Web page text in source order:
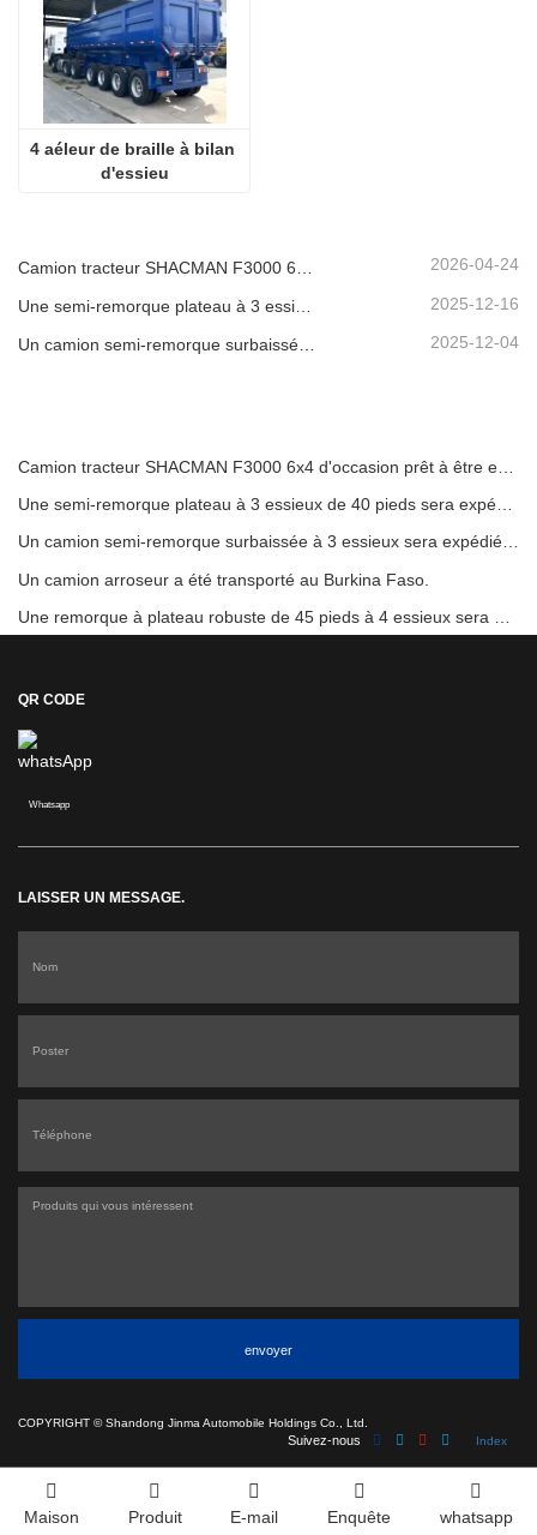
4 aéleur de braille à bilan
d'essieu
2026-04-24
2025-12-16
Un camion semi-remorque surbaissée à 3 essieux sera expédié au Cameroun. 2025-12-04
Un camion semi-remorque surbaissée à 3 essieux sera expédié au Cameroun.
Un camion arroseur a été transporté au Burkina Faso.
QR CODE
Whatsapp
LAISSER UN MESSAGE.
envoyer
COPYRIGHT ©Shandong Jinma Automobile Holdings Co., Ltd.
Suivez-nous Index
Maison Produit E-mail Enquête whatsapp